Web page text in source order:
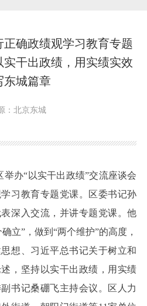
确政绩观学习教育专题
干出政绩，用实绩实效
东城篇章
：北京东城
办“以实干出政绩”交流座谈会
习教育专题党课。区委书记孙
深入交流，并讲专题党课。他
立”，做到“两个维护”的高度，
想、习近平总书记关于树立和
，坚持以实干出政绩，用实绩
书记桑硼飞主持会议。区人力